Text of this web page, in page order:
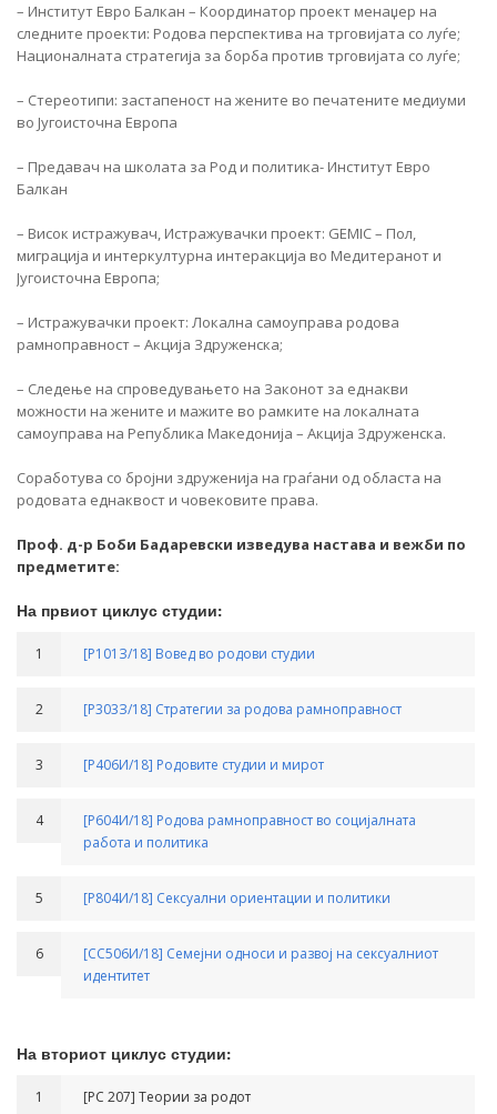
– Институт Евро Балкан – Координатор проект менаџер на
следните проекти: Родова перспектива на трговијата со луѓе;
Националната стратегија за борба против трговијата со луѓе;
– Стереотипи: застапеност на жените во печатените медиуми
во Југоисточна Европа
– Предавач на школата за Род и политика- Институт Евро
Балкан
– Висок истражувач, Истражувачки проект: GEMIC – Пол,
миграција и интеркултурна интеракција во Медитеранот и
Југоисточна Европа;
– Истражувачки проект: Локална самоуправа родова
рамноправност – Акција Здруженска;
– Следење на спроведувањето на Законот за еднакви
можности на жените и мажите во рамките на локалната
самоуправа на Република Македонија – Акција Здруженска.
Соработува со бројни здруженија на граѓани од областа на
родовата еднаквост и човековите права.
Проф. д-р Боби Бадаревски изведува настава и вежби по
предметите:
На првиот циклус студии:
1 [Р101З/18] Вовед во родови студии
2 [Р303З/18] Стратегии за родова рамноправност
3 [Р406И/18] Родовите студии и мирот
4
[Р604И/18] Родова рамноправност во социјалната
работа и политика
5 [Р804И/18] Сексуални ориентации и политики
6
[СС506И/18] Семејни односи и развој на сексуалниот
идентитет
На вториот циклус студии:
1 [РС 207] Teории за родот